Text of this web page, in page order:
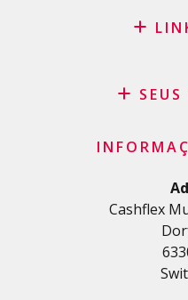
Pedido
Termos e
Crédito para
Cashflex